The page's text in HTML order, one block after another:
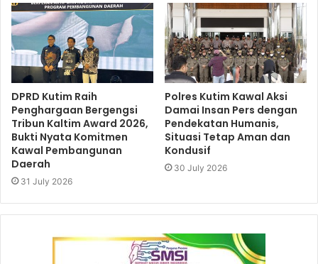
DPRD Kutim Raih
Penghargaan Bergengsi
Tribun Kaltim Award 2026,
Bukti Nyata Komitmen
Kawal Pembangunan
Daerah
31 July 2026
Polres Kutim Kawal Aksi
Damai Insan Pers dengan
Pendekatan Humanis,
Situasi Tetap Aman dan
Kondusif
30 July 2026